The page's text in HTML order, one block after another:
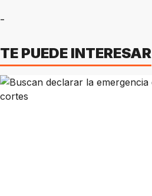
-
TE PUEDE INTERESAR